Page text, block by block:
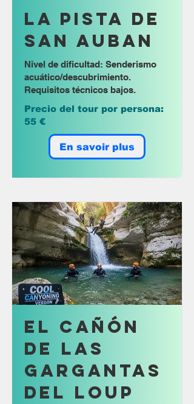
La pista de
San Auban
Nivel de dificultad: Senderismo
acuático/descubrimiento.
Requisitos técnicos bajos.
Precio del tour por persona:
55 €
En savoir plus
El cañón
de las
Gargantas
del Loup